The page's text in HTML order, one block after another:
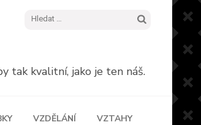
Vyhledávání
tak kvalitní, jako je ten náš.
VZDĚLÁNÍ VZTAHY